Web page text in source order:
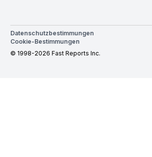
Datenschutzbestimmungen
Cookie-Bestimmungen
© 1998-2026 Fast Reports Inc.